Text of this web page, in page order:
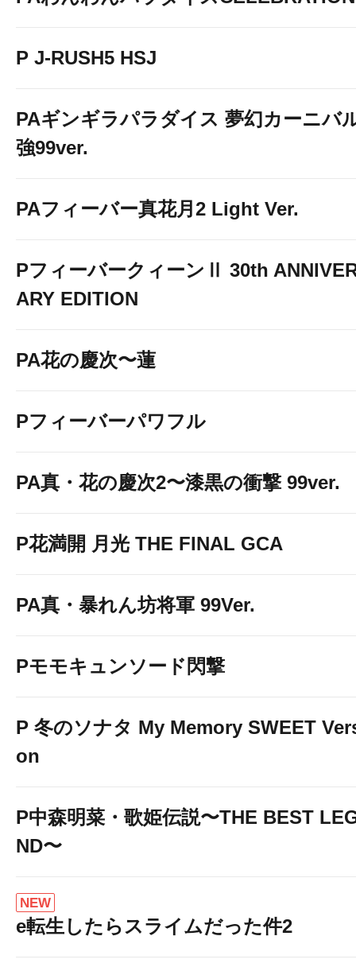
P J-RUSH5 HSJ
PAギンギラパラダイス 夢幻カーニバ
強99ver.
PAフィーバー真花月2 Light Ver.
PフィーバークィーンⅡ 30th
ARY EDITION
PA花の慶次〜蓮
Pフィーバーパワフル
PA真・花の慶次2〜漆黒の衝撃 99ver.
P花満開 月光 THE FINAL GCA
PA真・暴れん坊将軍 99Ver.
Pモモキュンソード閃撃
P 冬のソナタ My Memory SWEET
on
P中森明菜・歌姫伝説〜THE BEST
ND〜
NEW
e転生したらスライムだった件2